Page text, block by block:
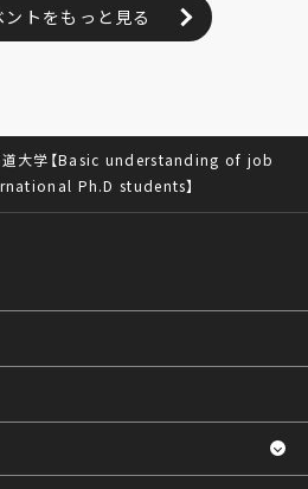
トをもっと見る
道大学【Basic understanding of job
Ph.D students】